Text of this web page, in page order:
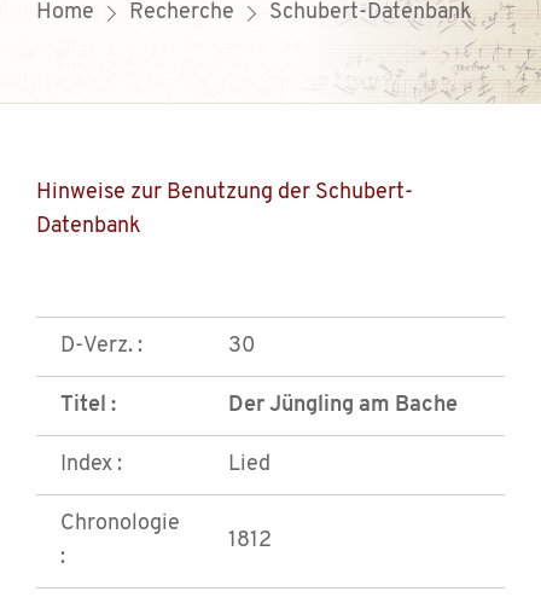
Home Recherche Schubert-Datenbank
Hinweise zur Benutzung der Schubert-
Datenbank
D-Verz. : 30
Titel : Der Jüngling am Bache
Index : Lied
Chronologie
:
1812